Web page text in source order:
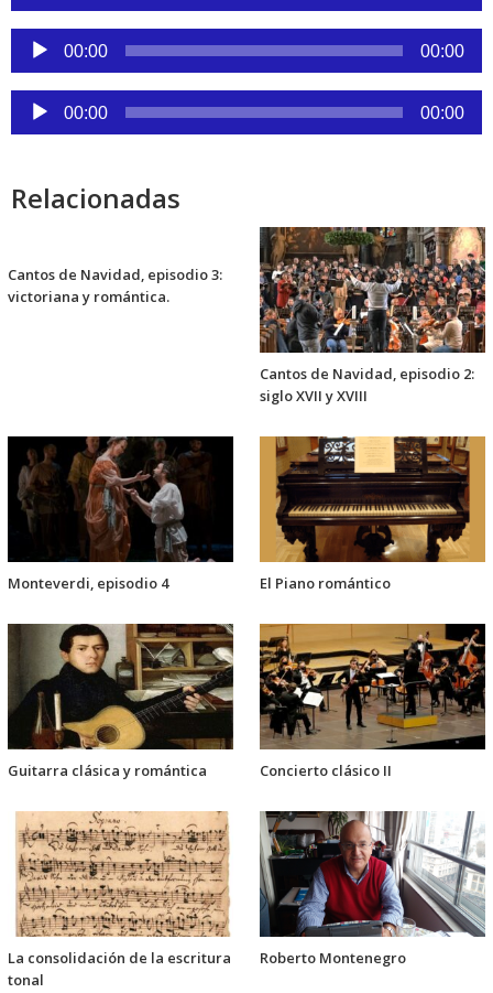
de
audio
Reproductor
de
audio
00:00 00:00
Reproductor
de
00:00 00:00
Relacionadas
Cantos de Navidad, episodio 3:
victoriana y romántica.
Cantos de Navidad, episodio 2:
siglo XVII y XVIII
Monteverdi, episodio 4 El Piano romántico
Guitarra clásica y romántica Concierto clásico II
La consolidación de la escritura
tonal
Roberto Montenegro